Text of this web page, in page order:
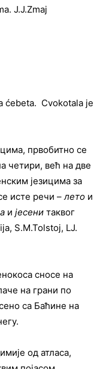
J.J.Zmaj
ćebeta. Cvokotala je
првобитно се
четири, већ на две
језицима за
исте речи –лето и
и јесени таквог
S.M.Tolstoj, LJ.
сносе на
на грани по
са Баћине на
од атласа,